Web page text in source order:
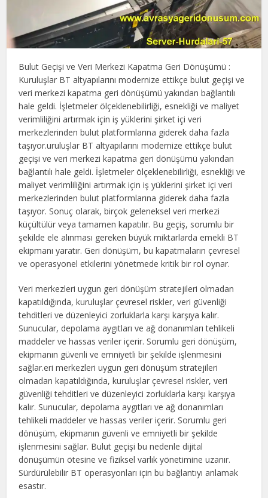
Bulut Geçişi ve Veri Merkezi Kapatma Geri Dönüşümü :
Kuruluşlar BT altyapılarını modernize ettikçe bulut geçişi ve
veri merkezi kapatma geri dönüşümü yakından bağlantılı
hale geldi. İşletmeler ölçeklenebilirliği, esnekliği ve maliyet
verimliliğini artırmak için iş yüklerini şirket içi veri
merkezlerinden bulut platformlarına giderek daha fazla
taşıyor.uruluşlar BT altyapılarını modernize ettikçe bulut
geçişi ve veri merkezi kapatma geri dönüşümü yakından
bağlantılı hale geldi. İşletmeler ölçeklenebilirliği, esnekliği ve
maliyet verimliliğini artırmak için iş yüklerini şirket içi veri
merkezlerinden bulut platformlarına giderek daha fazla
taşıyor. Sonuç olarak, birçok geleneksel veri merkezi
küçültülür veya tamamen kapatılır. Bu geçiş, sorumlu bir
şekilde ele alınması gereken büyük miktarlarda emekli BT
ekipmanı yaratır. Geri dönüşüm, bu kapatmaların çevresel
ve operasyonel etkilerini yönetmede kritik bir rol oynar.
Veri merkezleri uygun geri dönüşüm stratejileri olmadan
kapatıldığında, kuruluşlar çevresel riskler, veri güvenliği
tehditleri ve düzenleyici zorluklarla karşı karşıya kalır.
Sunucular, depolama aygıtları ve ağ donanımları tehlikeli
maddeler ve hassas veriler içerir. Sorumlu geri dönüşüm,
ekipmanın güvenli ve emniyetli bir şekilde işlenmesini
sağlar.eri merkezleri uygun geri dönüşüm stratejileri
olmadan kapatıldığında, kuruluşlar çevresel riskler, veri
güvenliği tehditleri ve düzenleyici zorluklarla karşı karşıya
kalır. Sunucular, depolama aygıtları ve ağ donanımları
tehlikeli maddeler ve hassas veriler içerir. Sorumlu geri
dönüşüm, ekipmanın güvenli ve emniyetli bir şekilde
işlenmesini sağlar. Bulut geçişi bu nedenle dijital
dönüşümün ötesine ve fiziksel varlık yönetimine uzanır.
Sürdürülebilir BT operasyonları için bu bağlantıyı anlamak
esastır.